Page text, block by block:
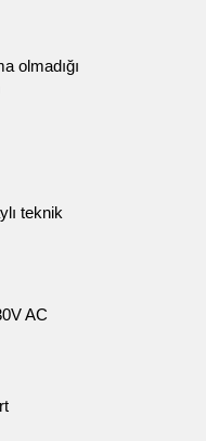
olmadığı
teknik
AC